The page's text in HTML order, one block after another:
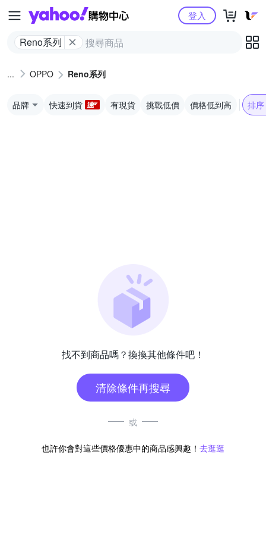
Yahoo購物中心
Reno系列
登入
OPPO Reno系列
品牌 快速到貨 有現貨 挑戰低價 價格低到高 排序
找不到商品嗎？換換其他條件吧！
清除條件再搜尋
或
也許你會對這些價格優惠中的商品感興趣！ 去逛逛